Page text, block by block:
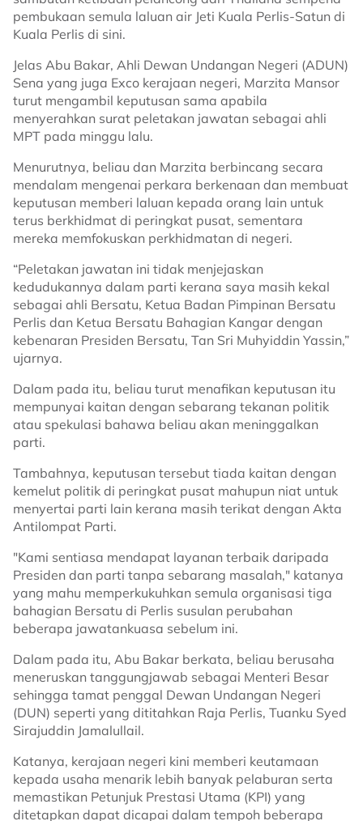
pembukaan semula laluan air Jeti Kuala Perlis-Satun di
Kuala Perlis di sini.
Jelas Abu Bakar, Ahli Dewan Undangan Negeri (ADUN)
Sena yang juga Exco kerajaan negeri, Marzita Mansor
turut mengambil keputusan sama apabila
menyerahkan surat peletakan jawatan sebagai ahli
MPT pada minggu lalu.
Menurutnya, beliau dan Marzita berbincang secara
mendalam mengenai perkara berkenaan dan membuat
keputusan memberi laluan kepada orang lain untuk
terus berkhidmat di peringkat pusat, sementara
mereka memfokuskan perkhidmatan di negeri.
“Peletakan jawatan ini tidak menjejaskan
kedudukannya dalam parti kerana saya masih kekal
sebagai ahli Bersatu, Ketua Badan Pimpinan Bersatu
Perlis dan Ketua Bersatu Bahagian Kangar dengan
kebenaran Presiden Bersatu, Tan Sri Muhyiddin Yassin,”
ujarnya.
Dalam pada itu, beliau turut menafikan keputusan itu
mempunyai kaitan dengan sebarang tekanan politik
atau spekulasi bahawa beliau akan meninggalkan
parti.
Tambahnya, keputusan tersebut tiada kaitan dengan
kemelut politik di peringkat pusat mahupun niat untuk
menyertai parti lain kerana masih terikat dengan Akta
Antilompat Parti.
"Kami sentiasa mendapat layanan terbaik daripada
Presiden dan parti tanpa sebarang masalah," katanya
yang mahu memperkukuhkan semula organisasi tiga
bahagian Bersatu di Perlis susulan perubahan
beberapa jawatankuasa sebelum ini.
Dalam pada itu, Abu Bakar berkata, beliau berusaha
meneruskan tanggungjawab sebagai Menteri Besar
sehingga tamat penggal Dewan Undangan Negeri
(DUN) seperti yang dititahkan Raja Perlis, Tuanku Syed
Sirajuddin Jamalullail.
Katanya, kerajaan negeri kini memberi keutamaan
kepada usaha menarik lebih banyak pelaburan serta
memastikan Petunjuk Prestasi Utama (KPI) yang
ditetapkan dapat dicapai dalam tempoh beberapa